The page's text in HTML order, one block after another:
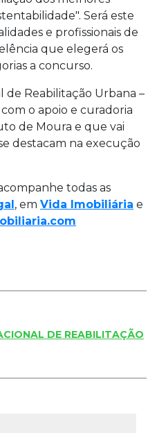
Será este
e profissionais de
que elegerá os
a concurso.
de Reabilitação Urbana –
com o apoio e curadoria
de Moura e que vai
destacam na execução
todas as
, em Vida Imobiliária e
DE REABILITAÇÃO